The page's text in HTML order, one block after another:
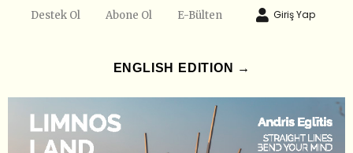
Destek Ol Abone Ol E-Bülten Giriş Yap
ENGLISH EDITION →